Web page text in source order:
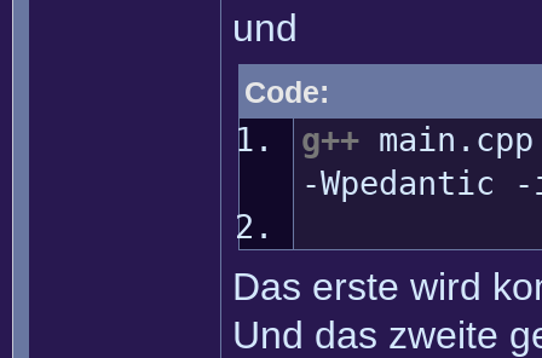
und
Code:
g++
-Wpedantic
-
Das erste wird
Und das zweite